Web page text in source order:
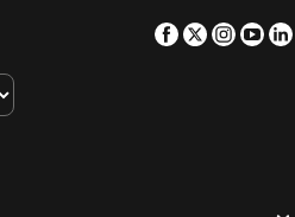
Facebook
Twitter